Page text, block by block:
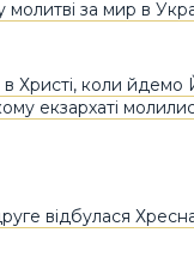
молитві за мир в
в Христі, коли
екзархаті
відбулася